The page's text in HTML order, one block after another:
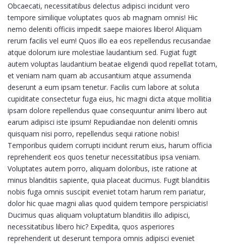
Obcaecati, necessitatibus delectus adipisci incidunt vero
tempore similique voluptates quos ab magnam omnis! Hic
nemo deleniti officiis impedit saepe maiores libero! Aliquam
rerum facilis vel eum! Quos illo ea eos repellendus recusandae
atque dolorum iure molestiae laudantium sed. Fugiat fugit
autem voluptas laudantium beatae eligendi quod repellat totam,
et veniam nam quam ab accusantium atque assumenda
deserunt a eum ipsam tenetur. Facilis cum labore at soluta
cupiditate consectetur fuga eius, hic magni dicta atque mollitia
ipsam dolore repellendus quae consequuntur animi libero aut
earum adipisci iste ipsum! Repudiandae non deleniti omnis
quisquam nisi porro, repellendus sequi ratione nobis!
Temporibus quidem corrupti incidunt rerum eius, harum officia
reprehenderit eos quos tenetur necessitatibus ipsa veniam.
Voluptates autem porro, aliquam doloribus, iste ratione at
minus blanditiis sapiente, quia placeat ducimus. Fugit blanditiis
nobis fuga omnis suscipit eveniet totam harum rem pariatur,
dolor hic quae magni alias quod quidem tempore perspiciatis!
Ducimus quas aliquam voluptatum blanditiis illo adipisci,
necessitatibus libero hic? Expedita, quos asperiores
reprehenderit ut deserunt tempora omnis adipisci eveniet